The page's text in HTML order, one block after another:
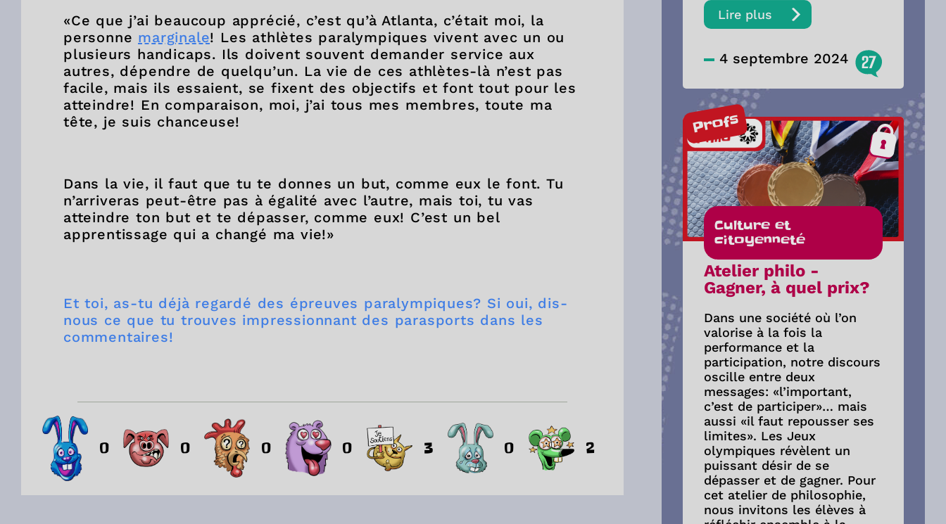
«Ce que j’ai beaucoup apprécié, c’est qu’à Atlanta, c’était moi, la
personne marginale! Les athlètes paralympiques vivent avec un ou
plusieurs handicaps. Ils doivent souvent demander service aux
autres, dépendre de quelqu’un. La vie de ces athlètes-là n’est pas
facile, mais ils essaient, se fixent des objectifs et font tout pour les
atteindre! En comparaison, moi, j’ai tous mes membres, toute ma
tête, je suis chanceuse!
Dans la vie, il faut que tu te donnes un but, comme eux le font. Tu
n’arriveras peut-être pas à égalité avec l’autre, mais toi, tu vas
atteindre ton but et te dépasser, comme eux! C’est un bel
apprentissage qui a changé ma vie!»
Et toi, as-tu déjà regardé des épreuves paralympiques? Si oui, dis-
nous ce que tu trouves impressionnant des parasports dans les
commentaires!
0 0 0 0 3 0 2
Lire plus
4 septembre 2024 27
Profs
Culture et
citoyenneté
Atelier philo -
Gagner, à quel prix?
Dans une société où l’on
valorise à la fois la
performance et la
participation, notre discours
oscille entre deux
messages: «l’important,
c’est de participer»… mais
aussi «il faut repousser ses
limites». Les Jeux
olympiques révèlent un
puissant désir de se
dépasser et de gagner. Pour
cet atelier de philosophie,
nous invitons les élèves à